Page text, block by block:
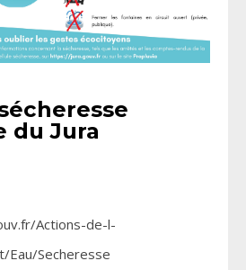
du Jura
Actions-de-l-
Eau/Secheresse